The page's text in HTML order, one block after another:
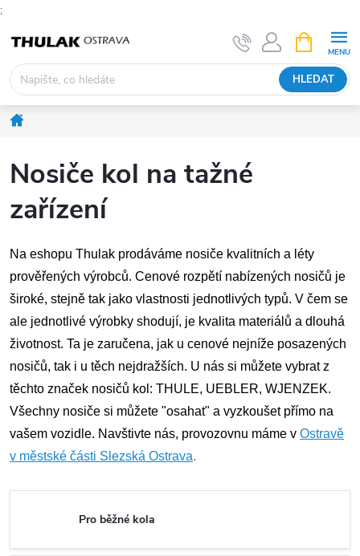
;
obsah
HLEDAT
NÁKUPNÍ
KOŠÍK
Nosiče kol na tažné
zařízení
Na eshopu Thulak prodáváme nosiče kvalitních a léty
prověřených výrobců. Cenové rozpětí nabízených nosičů je
široké, stejně tak jako vlastnosti jednotlivých typů. V čem se
ale jednotlivé výrobky shodují, je kvalita materiálů a dlouhá
životnost. Ta je zaručena, jak u cenové nejníže posazených
nosičů, tak i u těch nejdražších. U nás si můžete vybrat z
těchto značek nosičů kol: THULE, UEBLER, WJENZEK.
Všechny nosiče si můžete "osahat" a vyzkoušet přímo na
vašem vozidle. Navštivte nás, provozovnu máme v Ostravě
v městské části Slezská Ostrava.
Pro běžné kola